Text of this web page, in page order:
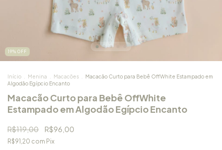
19% OFF
Início Menina Macacões
Macacão Curto para Bebê OffWhite Estampado em
Algodão Egípcio Encanto
Macacão Curto para Bebê OffWhite
Estampado em Algodão Egípcio Encanto
R$119,00 R$96,00
R$91,20 com Pix